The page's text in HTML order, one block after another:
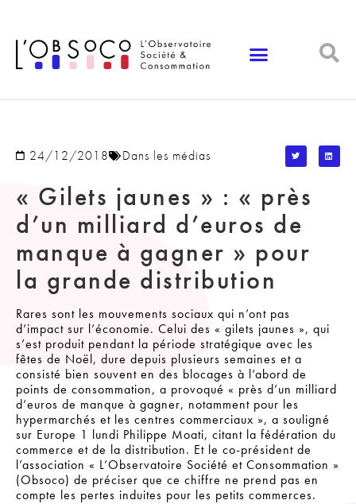
24/12/2018 Dans les médias
« Gilets jaunes » : « près
d’un milliard d’euros de
manque à gagner » pour
la grande distribution
Rares sont les mouvements sociaux qui n’ont pas
d’impact sur l’économie. Celui des « gilets jaunes », qui
s’est produit pendant la période stratégique avec les
fêtes de Noël, dure depuis plusieurs semaines et a
consisté bien souvent en des blocages à l’abord de
points de consommation, a provoqué « près d’un milliard
d’euros de manque à gagner, notamment pour les
hypermarchés et les centres commerciaux », a souligné
sur Europe 1 lundi Philippe Moati, citant la fédération du
commerce et de la distribution. Et le co-président de
l’association « L’Observatoire Société et Consommation »
(Obsoco) de préciser que ce chiffre ne prend pas en
compte les pertes induites pour les petits commerces.